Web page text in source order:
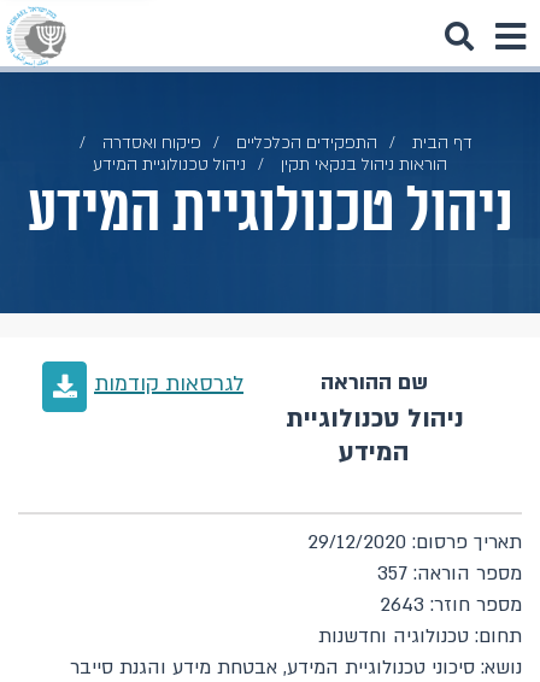
דף הבית התפקידים הכלכליים
פיקוח ואסדרה
הוראות ניהול בנקאי תקין
ניהול טכנולוגיית המידע
ניהול טכנולוגיית המידע
שם ההוראה
ניהול טכנולוגיית
המידע
לגרסאות קודמות
תאריך פרסום: 29/12/2020
מספר הוראה: 357
מספר חוזר: 2643
תחום: טכנולוגיה וחדשנות
נושא: סיכוני טכנולוגיית המידע, אבטחת מידע והגנת סייבר